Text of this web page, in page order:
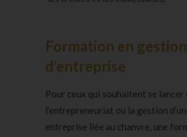
Formation en gestion
d’entreprise
Pour ceux qui souhaitent se lancer
l’entrepreneuriat ou la gestion
entreprise liée au chanvre, une